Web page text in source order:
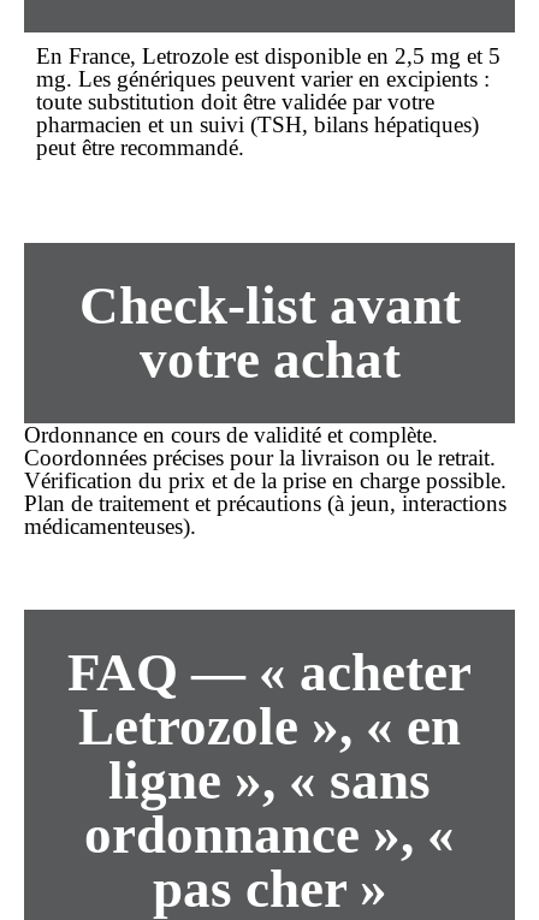
En France, Letrozole est disponible en 2,5 mg et 5
mg. Les génériques peuvent varier en excipients :
toute substitution doit être validée par votre
pharmacien et un suivi (TSH, bilans hépatiques)
peut être recommandé.
Check-list avant
votre achat
Ordonnance en cours de validité et complète.
Coordonnées précises pour la livraison ou le retrait.
Vérification du prix et de la prise en charge possible.
Plan de traitement et précautions (à jeun, interactions
médicamenteuses).
FAQ — « acheter
Letrozole », « en
ligne », « sans
ordonnance », «
pas cher »